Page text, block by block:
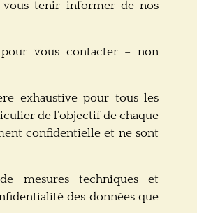
vous tenir informer de nos
vous contacter – non
exhaustive pour tous les
de l’objectif de chaque
confidentielle et ne sont
mesures techniques et
des données que